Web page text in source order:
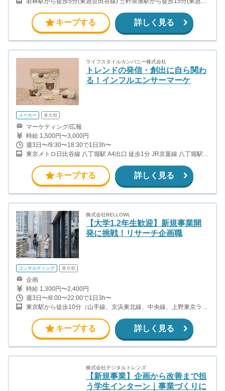
キープする 詳しく見る
ライフスタイルカンパニー株式会社
トレンドの発信・創出に自ら関わ
る！インフルエンサーマーケ
メーカー 東京都
マーケティング/広報
時給 1,500円〜3,000円
週3日〜/9:30〜18:30で1日3h〜
東京メトロ日比谷線 八丁堀駅 A4出口 徒歩1分 JR京葉線 八丁堀駅
キープする 詳しく見る
株式会社BELLOWL
【大学1,2年生歓迎】新規事業開
発に挑戦！リサーチ企画職
コンサルティング 東京都
企画
時給 1,300円〜2,400円
週3日〜/8:00〜22:00で1日3h〜
東京駅から徒歩10分（山手線、京浜東北線、中央線、上野東京ライ
駅から徒歩3分（銀座線） 宝町駅から徒歩8分（浅草線）
キープする 詳しく見る
株式会社デジタルトレンズ
【新規事業】企画から改善まで担
う学生インターン｜事業づくりに